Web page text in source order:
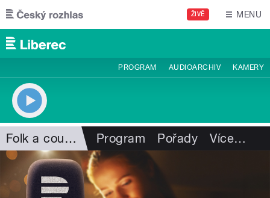
Přejít k hlavnímu obsahu
ŽIVĚ MENU
PROGRAM AUDIOARCHIV KAMERY
Folk a country Program Pořady Více…